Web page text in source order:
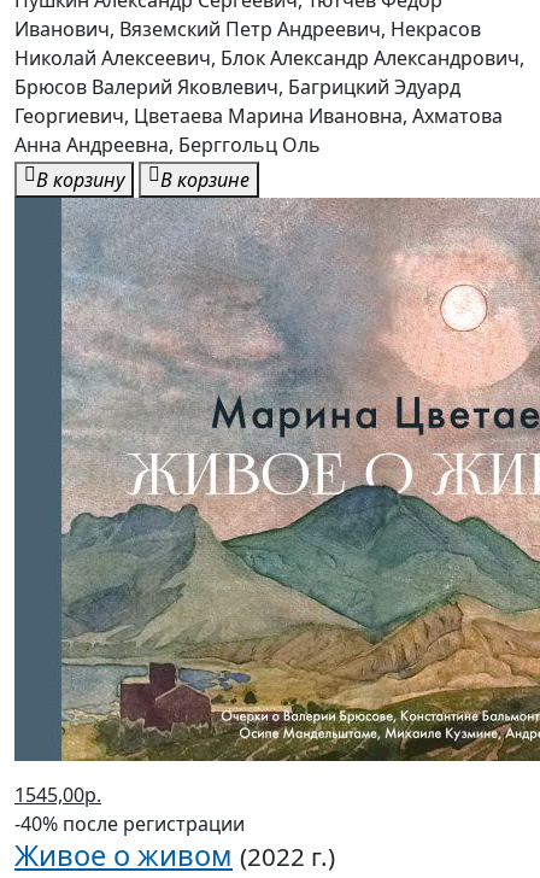
Иванович, Вяземский Петр Андреевич, Некрасов
Николай Алексеевич, Блок Александр Александрович,
Брюсов Валерий Яковлевич, Багрицкий Эдуард
Георгиевич, Цветаева Марина Ивановна, Ахматова
Анна Андреевна, Берггольц Оль
В корзину
В корзине
1545,00р.
-40% после регистрации
Живое о живом (2022 г.)